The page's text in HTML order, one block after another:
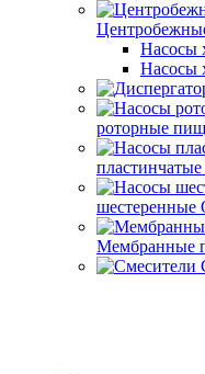
Насосы
Насосы
роторные
Мембранные